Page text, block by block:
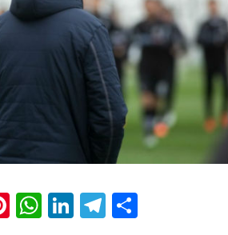
Pinterest
WhatsApp
LinkedIn
Telegram